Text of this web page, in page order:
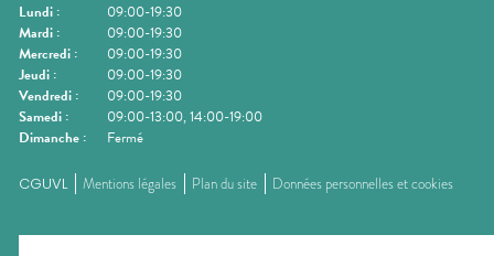
Lundi :
09:00-19:30
Mardi :
09:00-19:30
Mercredi :
09:00-19:30
Jeudi :
09:00-19:30
Vendredi :
09:00-19:30
Samedi :
09:00-13:00, 14:00-19:00
Dimanche : Fermé
CGUVL Mentions légales Plan du site Données personnelles et cookies